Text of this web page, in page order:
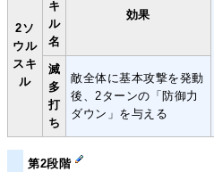
2ソ
ウル
スキ
ル
キ
ル
名
効果
滅
多
打
ち
敵全体に基本攻撃を発動
後、2ターンの「防御力
ダウン」を与える
第2段階